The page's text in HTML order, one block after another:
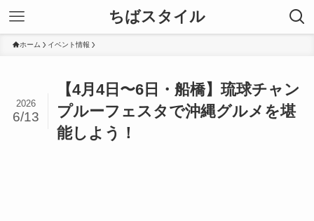
ちばスタイル
ホーム イベント情報
【4月4日〜6日・船橋】琉球チャン
プルーフェスタで沖縄グルメを堪
能しよう！
2026
6/13